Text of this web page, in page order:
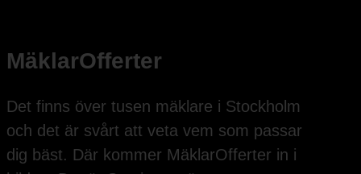
MäklarOfferter
Det finns över tusen mäklare i Stockholm
och det är svårt att veta vem som passar
dig bäst. Där kommer MäklarOfferter in i